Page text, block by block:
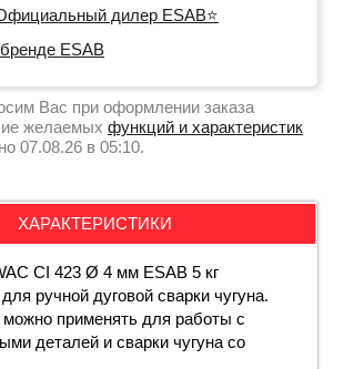
дилер ESAB⭐
ESAB
Вас при оформлении заказа
желаемых функций и характеристик
07.08.26 в 05:10.
ХАРАКТЕРИСТИКИ
CI 423 Ø 4 мм ESAB 5 кг
ручной дуговой сварки чугуна.
можно применять для работы с
деталей и сварки чугуна со